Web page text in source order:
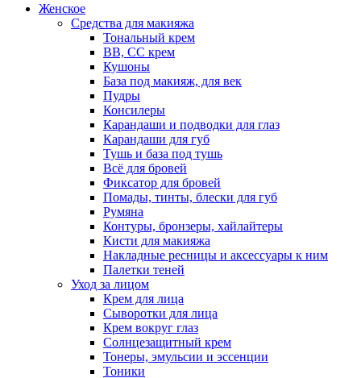
Женское
Средства для макияжа
Тональный крем
BB, CC крем
Кушоны
База под макияж, для век
Пудры
Консилеры
Карандаши и подводки для глаз
Карандаши для губ
Тушь и база под тушь
Всё для бровей
Фиксатор для бровей
Помады, тинты, блески для губ
Румяна
Контуры, бронзеры, хайлайтеры
Кисти для макияжа
Накладные ресницы и аксессуары к ним
Палетки теней
Уход за лицом
Крем для лица
Сыворотки для лица
Крем вокруг глаз
Солнцезащитный крем
Тонеры, эмульсии и эссенции
Тоники